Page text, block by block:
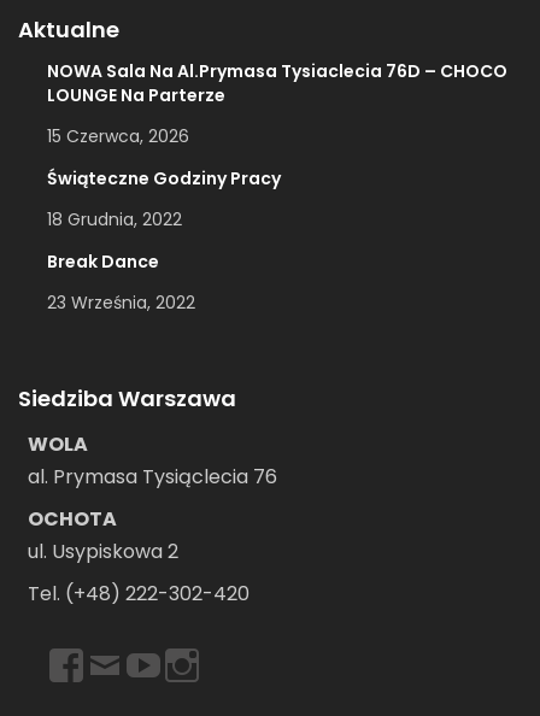
Aktualne
NOWA Sala Na Al.Prymasa Tysiaclecia 76D – CHOCO
LOUNGE Na Parterze
15 Czerwca, 2026
Świąteczne Godziny Pracy
18 Grudnia, 2022
Break Dance
23 Września, 2022
Siedziba Warszawa
WOLA
al. Prymasa Tysiąclecia 76
OCHOTA
ul. Usypiskowa 2
Tel. (+48) 222-302-420
https://www.facebook.com/dancebookwarszawa
Emailhttps://www.youtube.com/user/dancebookpl